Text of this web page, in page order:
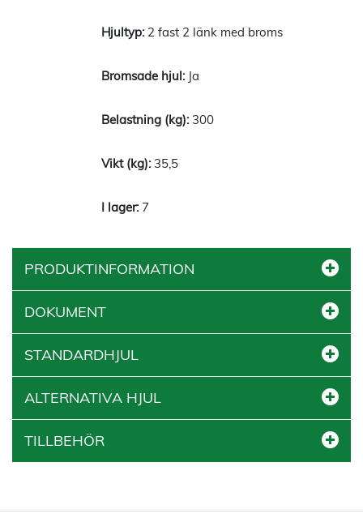
2 fast 2 länk med broms
Ja
300
35,5
7
PRODUKTINFORMATION
DOKUMENT
STANDARDHJUL
ALTERNATIVA HJUL
TILLBEHÖR